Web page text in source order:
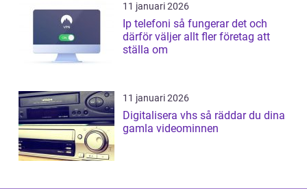
11 januari 2026
Ip telefoni så fungerar det och
därför väljer allt fler företag att
ställa om
11 januari 2026
Digitalisera vhs så räddar du dina
gamla videominnen